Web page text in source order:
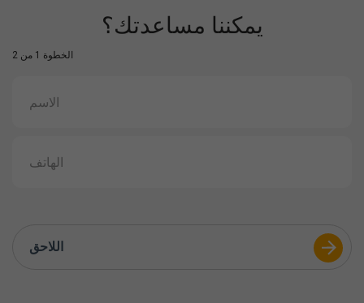
يمكننا مساعدتك؟
الخطوة 1 من 2
اللاحق